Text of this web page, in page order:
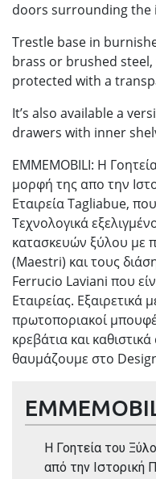
doors surrounding the
Trestle base in
brass or brushed
protected with a
It’s also available a
drawers with inner
EMMEMOBILI: Η
μορφή της απο την
Εταιρεία Tagliabue,
Τεχνολογικά
κατασκευών ξύλου με
(Maestri) και τους
Ferrucio Laviani που
Εταιρείας. Εξαιρετικά
πρωτοποριακοί
κρεβάτια και
θαυμάζουμε στο
Η Γοητεία του
από την Ιστορική